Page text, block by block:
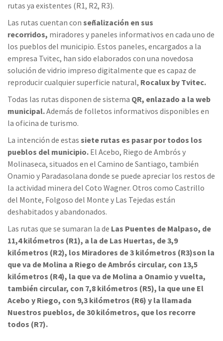
rutas ya existentes (R1, R2, R3).
Las rutas cuentan con señalización en sus
recorridos, miradores y paneles informativos en cada uno de
los pueblos del municipio. Estos paneles, encargados a la
empresa Tvitec, han sido elaborados con una novedosa
solución de vidrio impreso digitalmente que es capaz de
reproducir cualquier superficie natural, Rocalux by Tvitec.
Todas las rutas disponen de sistema QR, enlazado a la web
municipal.Además de folletos informativos disponibles en
la oficina de turismo.
La intención de estas siete rutas es pasar por todos los
pueblos del municipio. El Acebo, Riego de Ambrós y
Molinaseca, situados en el Camino de Santiago, también
Onamio y Paradasolana donde se puede apreciar los restos de
la actividad minera del Coto Wagner. Otros como Castrillo
del Monte, Folgoso del Monte y Las Tejedas están
deshabitados y abandonados.
Las rutas que se sumaran la de Las Puentes de Malpaso, de
11,4 kilómetros (R1), a la de Las Huertas, de 3,9
kilómetros (R2), los Miradores de 3 kilómetros (R3)son la
que va de Molina a Riego de Ambrós circular, con 13,5
kilómetros (R4), la que va de Molina a Onamio y vuelta,
también circular, con 7,8 kilómetros (R5), la que une El
Acebo y Riego, con 9,3 kilómetros (R6) y la llamada
Nuestros pueblos, de 30 kilómetros, que los recorre
todos (R7).